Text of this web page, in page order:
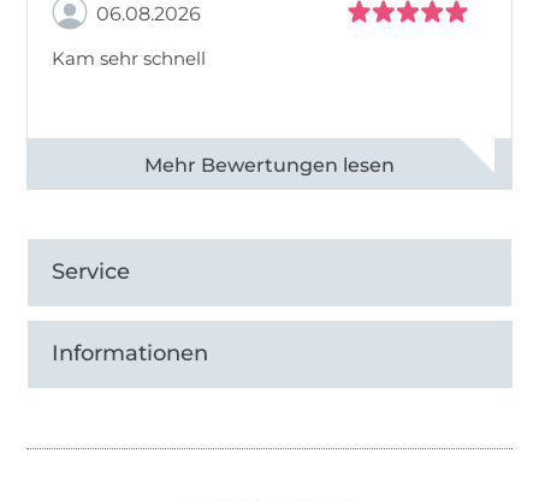
06.08.2026
Kam sehr schnell
Alle 82950 Bewertungen ansehen
Service
Informationen